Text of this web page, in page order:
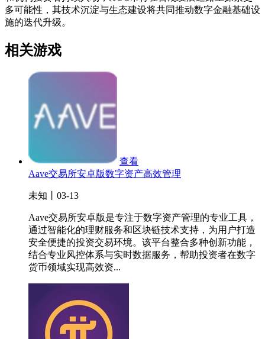
多可能性，其技术沉淀与生态建设将共同推动数字金融基础设
施的迭代升级。
相关游戏
查看
Aave交易所安卓版数字资产高效管理
未知丨03-13
Aave交易所安卓版是专注于数字资产管理的专业工具，
通过智能化的理财服务和区块链技术支持，为用户打造
安全便捷的投资交易环境。该平台整合多种创新功能，
结合专业风控体系与实时数据服务，帮助投资者在数字
货币领域实现高效资...